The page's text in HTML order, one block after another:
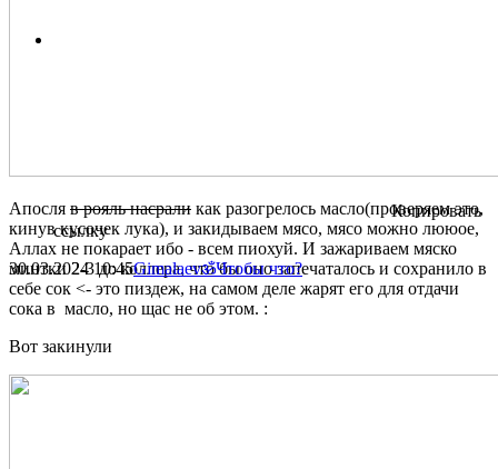
Апосля в рояль насрали как разогрелось масло(проверяем это,
кинув кусочек лука), и закидываем мясо, мясо можно лююое,
Аллах не покарает ибо - всем пиохуй. И зажариваем мяско
минтки 2-3 до коллера, что бы оно запечаталось и сохранило в
себе сок <- это пиздеж, на самом деле жарят его для отдачи
сока в масло, но щас не об этом. :
Вот закинули
Копировать
ссылку
30.03.2024 10:45GimalaevॐЧтобы что?